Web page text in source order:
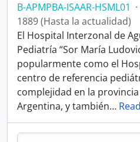
B-APMPBA-ISAAR-HSML01 ·
1889 (Hasta la actualidad)
El Hospital Interzonal de
Pediatría “Sor María
popularmente como el
centro de referencia
complejidad en la
Argentina, y también…